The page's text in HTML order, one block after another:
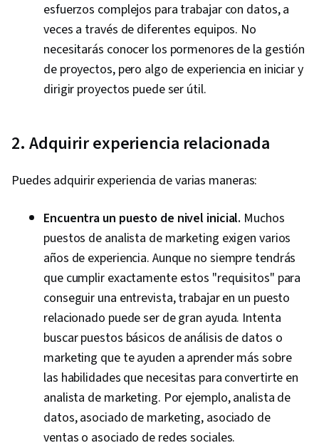
esfuerzos complejos para trabajar con datos, a
veces a través de diferentes equipos. No
necesitarás conocer los pormenores de la gestión
de proyectos, pero algo de experiencia en iniciar y
dirigir proyectos puede ser útil.
2. Adquirir experiencia relacionada
Puedes adquirir experiencia de varias maneras:
Encuentra un puesto de nivel inicial. Muchos
puestos de analista de marketing exigen varios
años de experiencia. Aunque no siempre tendrás
que cumplir exactamente estos "requisitos" para
conseguir una entrevista, trabajar en un puesto
relacionado puede ser de gran ayuda. Intenta
buscar puestos básicos de análisis de datos o
marketing que te ayuden a aprender más sobre
las habilidades que necesitas para convertirte en
analista de marketing. Por ejemplo, analista de
datos, asociado de marketing, asociado de
ventas o asociado de redes sociales.